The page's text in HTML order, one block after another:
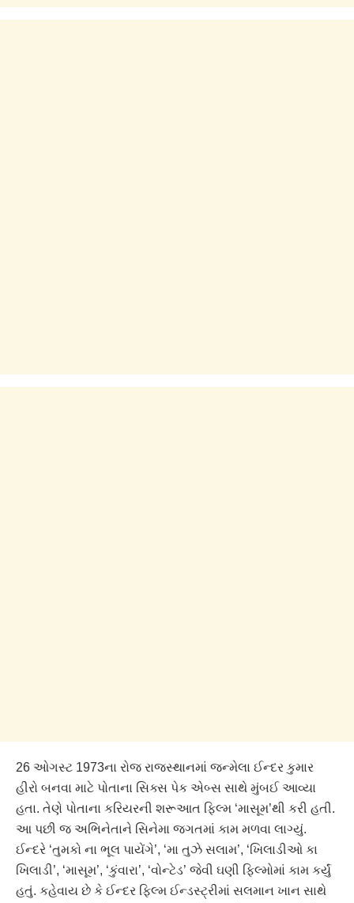
26 ઓગસ્ટ 1973ના રોજ રાજસ્થાનમાં જન્મેલા ઈન્દર કુમાર
હીરો બનવા માટે પોતાના સિક્સ પેક એબ્સ સાથે મુંબઈ આવ્યા
હતા. તેણે પોતાના કરિયરની શરૂઆત ફિલ્મ ‘માસૂમ’થી કરી હતી.
આ પછી જ અભિનેતાને સિનેમા જગતમાં કામ મળવા લાગ્યું.
ઈન્દરે ‘તુમકો ના ભૂલ પાયેંગે’, ‘મા તુઝે સલામ’, ‘ખિલાડીઓ કા
ખિલાડી’, ‘માસૂમ’, ‘કુંવારા’, ‘વોન્ટેડ’ જેવી ઘણી ફિલ્મોમાં કામ કર્યું
હતું. કહેવાય છે કે ઈન્દર ફિલ્મ ઈન્ડસ્ટ્રીમાં સલમાન ખાન સાથે